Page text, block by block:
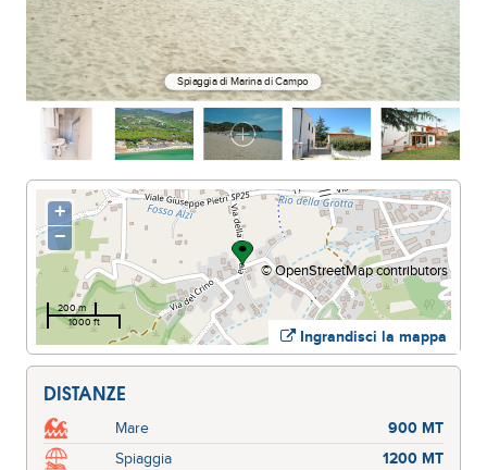
Spiaggia di Marina di Campo
Ingrandisci la mappa
+
−
©OpenStreetMapcontributors
200 m
1000 ft
DISTANZE
Mare
900 MT
Spiaggia
1200 MT